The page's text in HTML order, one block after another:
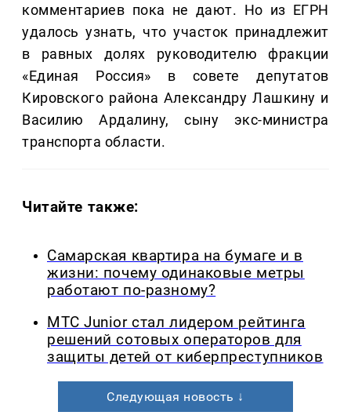
комментариев пока не дают. Но из ЕГРН
удалось узнать, что участок принадлежит
в равных долях руководителю фракции
«Единая Россия» в совете депутатов
Кировского района Александру Лашкину и
Василию Ардалину, сыну экс-министра
транспорта области.
Читайте также:
Самарская квартира на бумаге и в
жизни: почему одинаковые метры
работают по-разному?
МТС Junior стал лидером рейтинга
решений сотовых операторов для
защиты детей от киберпреступников
Следующая новость ↓